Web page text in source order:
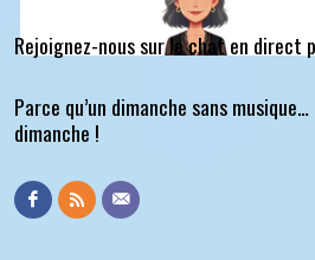
Rejoignez-nous sur le chat en direct
Parce qu’un dimanche sans
dimanche !